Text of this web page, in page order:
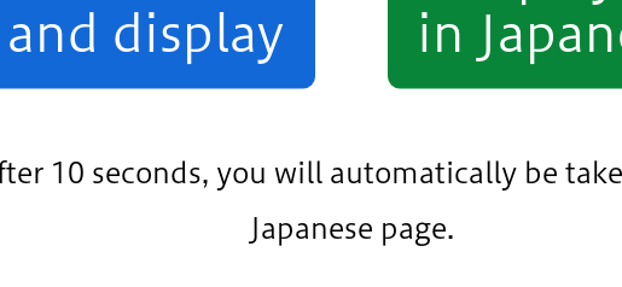
and display
in
10 seconds, you will automatically be
Japanese page.
彰制度運用指針（案）の意見募集の結果（PDF：140KB）